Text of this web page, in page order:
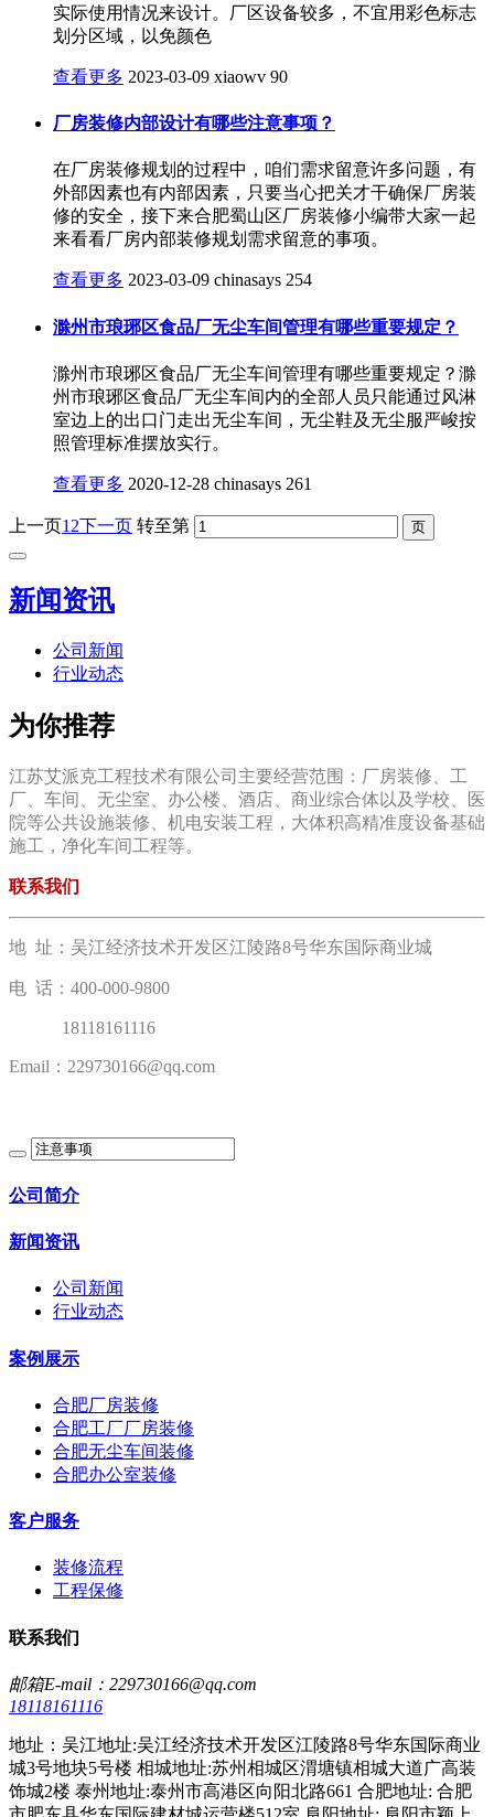
实际使用情况来设计。厂区设备较多，不宜用彩色标志
划分区域，以免颜色
查看更多 2023-03-09 xiaowv 90
厂房装修内部设计有哪些注意事项？
在厂房装修规划的过程中，咱们需求留意许多问题，有
外部因素也有内部因素，只要当心把关才干确保厂房装
修的安全，接下来合肥蜀山区厂房装修小编带大家一起
来看看厂房内部装修规划需求留意的事项。
查看更多 2023-03-09 chinasays 254
滁州市琅琊区食品厂无尘车间管理有哪些重要规定？
滁州市琅琊区食品厂无尘车间管理有哪些重要规定？滁
州市琅琊区食品厂无尘车间内的全部人员只能通过风淋
室边上的出口门走出无尘车间，无尘鞋及无尘服严峻按
照管理标准摆放实行。
查看更多 2020-12-28 chinasays 261
上一页1 2下一页 转至第
新闻资讯
公司新闻
行业动态
为你推荐
江苏艾派克工程技术有限公司主要经营范围：厂房装修、工
厂、车间、无尘室、办公楼、酒店、商业综合体以及学校、医
院等公共设施装修、机电安装工程，大体积高精准度设备基础
施工，净化车间工程等。
联系我们
地 址：吴江经济技术开发区江陵路8号华东国际商业城
电 话：400-000-9800
18118161116
Email：229730166@qq.com
公司简介
新闻资讯
公司新闻
行业动态
案例展示
合肥厂房装修
合肥工厂厂房装修
合肥无尘车间装修
合肥办公室装修
客户服务
装修流程
工程保修
联系我们
邮箱E-mail：229730166@qq.com
18118161116
地址：吴江地址:吴江经济技术开发区江陵路8号华东国际商业
城3号地块5号楼 相城地址:苏州相城区渭塘镇相城大道广高装
饰城2楼 泰州地址:泰州市高港区向阳北路661 合肥地址: 合肥